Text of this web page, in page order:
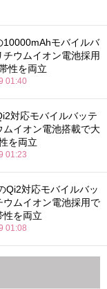
10000mAhモバイルバ
ウムイオン電池採用
性を両立
01:40
対応モバイルバッテ
イオン電池搭載で大
を両立
01:23
Qi2対応モバイルバッ
ムイオン電池採用で
性を両立
01:08